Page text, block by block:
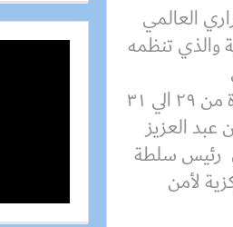
العالمي
والذي تنظمه
الدولي (ICAO)، والهيئة العربية للطيران المدني (ACAC)في الفترة من ٢٩ الي ٣١
العزيز
رئيس سلطة
لأمن